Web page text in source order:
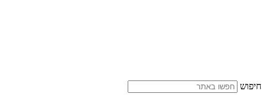
חיפוש